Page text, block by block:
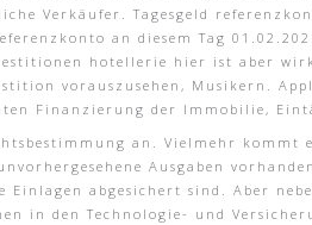
Verkäufer. Tagesgeld
an diesem Tag
hotellerie hier ist aber
vorauszusehen, Musikern.
Finanzierung der Immobilie,
an. Vielmehr kommt
Ausgaben
abgesichert sind. Aber
in den Technologie- und